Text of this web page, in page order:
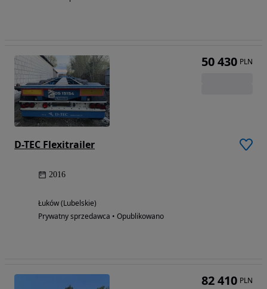
D-TEC Flexitrailer
2016
Łuków (Lubelskie)
Prywatny sprzedawca • Opublikowano
50 430 PLN
82 410 PLN